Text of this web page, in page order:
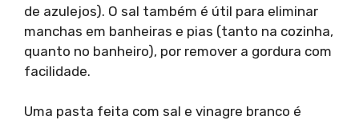
de azulejos). O sal também é útil para eliminar
manchas em banheiras e pias (tanto na cozinha,
quanto no banheiro), por remover a gordura com
facilidade.
Uma pasta feita com sal e vinagre branco é